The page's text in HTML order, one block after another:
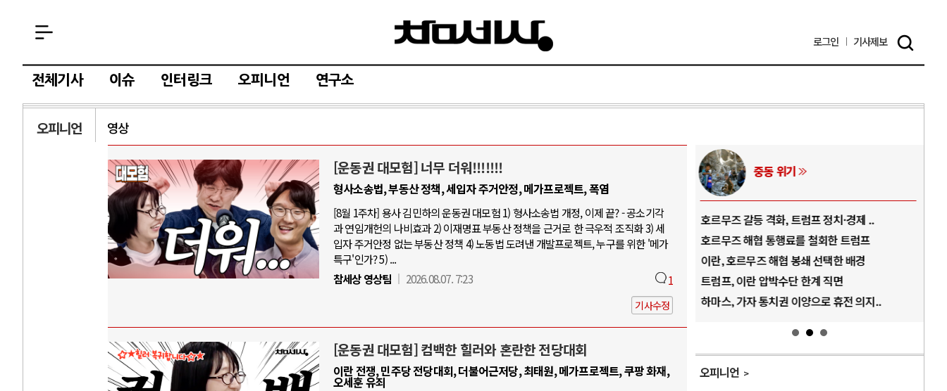
로그인 기사제보
전체기사 이슈 인터링크 오피니언 연구소
오피니언 영상
[운동권 대모험] 너무 더워!!!!!!!
형사소송법, 부동산 정책, 세입자 주거안정, 메가프로젝트, 폭염
[8월 1주차] 용사 김민하의 운동권 대모험 1) 형사소송법 개정, 이제 끝? - 공소기각
과 연임개헌의 나비효과 2) 이재명표 부동산 정책을 근거로 한 극우적 조직화 3) 세
입자 주거안정 없는 부동산 정책 4) 노동법 도려낸 개발프로젝트, 누구를 위한 '메가
특구'인가? 5) ...
참세상 영상팀
2026.08.07. 7:23 1
기사수정
[운동권 대모험] 컴백한 힐러와 혼란한 전당대회
이란 전쟁, 민주당 전당대회, 더불어근저당, 최태원, 메가프로젝트, 쿠팡 화재,
오세훈 유죄
AI와 인간
중국 AI, 저가 공세로 글로벌 토큰 시..
AI 국부펀드 구상 놓고 미국 진보진영 ..
AI 데이터센터 반대 투쟁은 새로운 글로..
AI의 숨은 환경 비용: 데이터센터 확산..
전쟁의 추상화: 우크라이나, 대리전의 역..
EU·우크라이나 드론 협력 직후, 러시아..
우크라이나, 덴마크, 에스토니아, 네덜란..
러·우크라, 대규모 공습 주고받아…민간 ..
중동 위기
호르무즈 갈등 격화, 트럼프 정치·경제 ..
호르무즈 해협 통행료를 철회한 트럼프
이란, 호르무즈 해협 봉쇄 선택한 배경
트럼프, 이란 압박수단 한계 직면
하마스, 가자 통치권 이양으로 휴전 의지..
오피니언